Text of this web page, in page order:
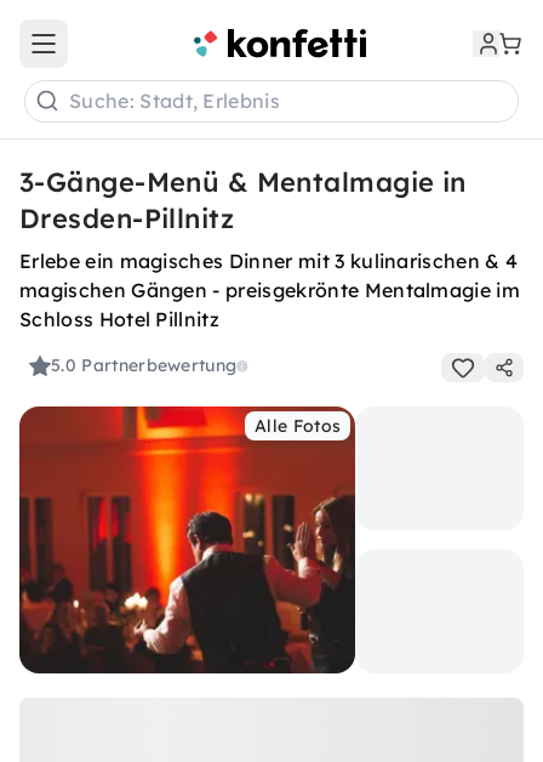
Open main menu
Suche: Stadt, Erlebnis
3-Gänge-Menü & Mentalmagie in
Dresden-Pillnitz
Erlebe ein magisches Dinner mit 3 kulinarischen & 4
magischen Gängen - preisgekrönte Mentalmagie im
Schloss Hotel Pillnitz
5.0 Partnerbewertung
Alle Fotos